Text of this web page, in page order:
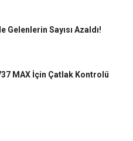
Gelenlerin Sayısı Azaldı!
MAX İçin Çatlak Kontrolü